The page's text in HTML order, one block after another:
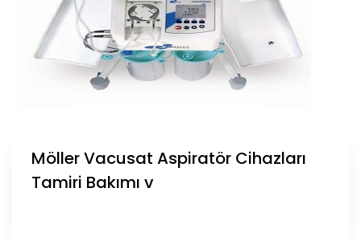
Möller Vacusat Aspiratör Cihazları
Tamiri Bakımı v